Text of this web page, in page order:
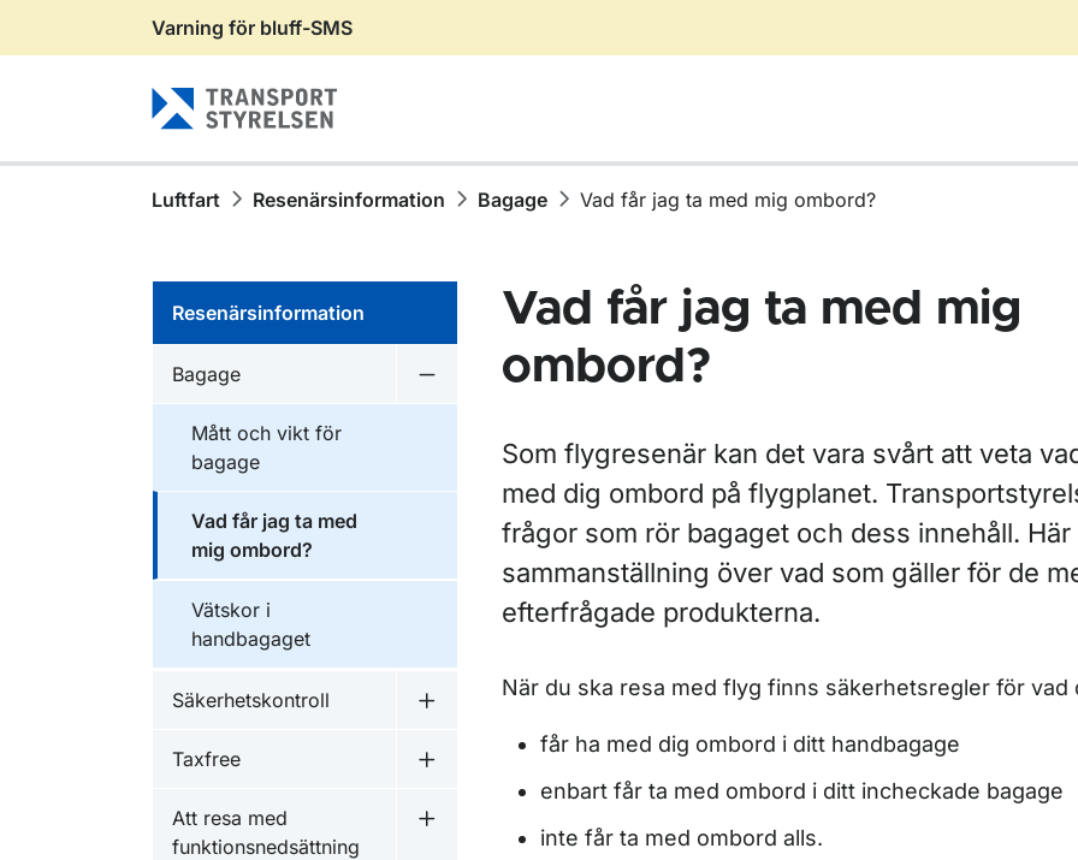
Gå till sidans innehåll
Varning för bluff-SMS
Luftfart Resenärsinformation Bagage Vad får jag ta med mig ombord?
Resenärsinformation
Bagage
Undermeny för Bagage
Mått och vikt för
bagage
Vad får jag ta med
mig ombord?
Vätskor i
handbagaget
Säkerhetskontroll
Undermeny för Säkerhetskontroll
Taxfree
Undermeny för Taxfree
Att resa med
funktionsnedsättning
Undermeny för Att resa med funktionsnedsättning
Vad får jag ta med mig
ombord?
Som flygresenär kan det vara svårt att veta
med dig ombord på flygplanet.
frågor som rör bagaget och dess innehåll.
sammanställning över vad som gäller för de
efterfrågade produkterna.
När du ska resa med flyg finns säkerhetsregler för vad
får ha med dig ombord i ditt handbagage
enbart får ta med ombord i ditt incheckade bagage
inte får ta med ombord alls.